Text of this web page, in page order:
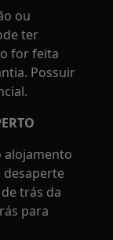
ou
ter
for feita
Possuir
alojamento
desaperte
trás da
para